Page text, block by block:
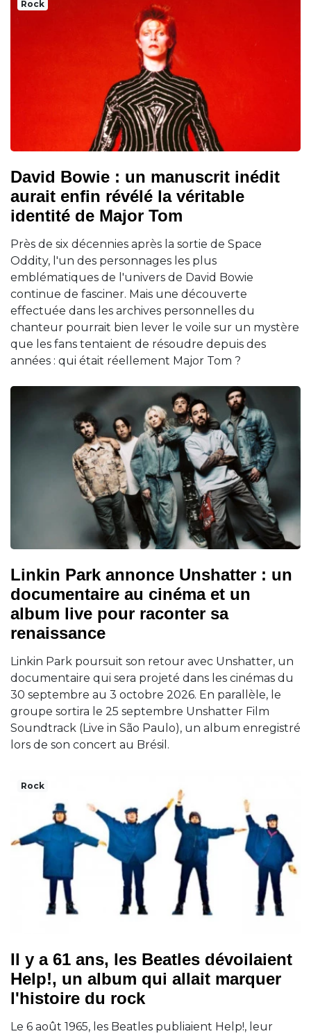
Rock
David Bowie : un manuscrit inédit
aurait enfin révélé la véritable
identité de Major Tom
Près de six décennies après la sortie de Space
Oddity, l'un des personnages les plus
emblématiques de l'univers de David Bowie
continue de fasciner. Mais une découverte
effectuée dans les archives personnelles du
chanteur pourrait bien lever le voile sur un mystère
que les fans tentaient de résoudre depuis des
années : qui était réellement Major Tom ?
Linkin Park annonce Unshatter : un
documentaire au cinéma et un
album live pour raconter sa
renaissance
Linkin Park poursuit son retour avec Unshatter, un
documentaire qui sera projeté dans les cinémas du
30 septembre au 3 octobre 2026. En parallèle, le
groupe sortira le 25 septembre Unshatter Film
Soundtrack (Live in São Paulo), un album enregistré
lors de son concert au Brésil.
Rock
Il y a 61 ans, les Beatles dévoilaient
Help!, un album qui allait marquer
l'histoire du rock
Le 6 août 1965, les Beatles publiaient Help!, leur